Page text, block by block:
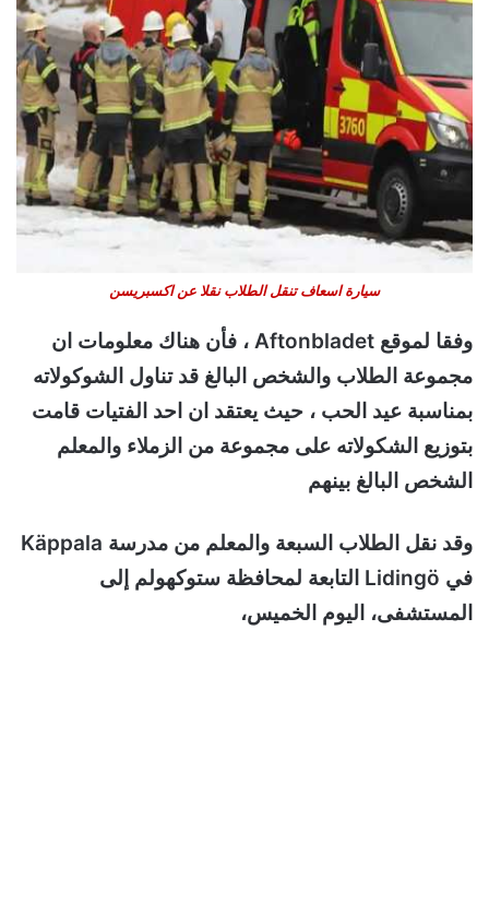
سيارة اسعاف تنقل الطلاب نقلا عن اكسبريسن
وفقا لموقع Aftonbladet ، فأن هناك معلومات ان
مجموعة الطلاب والشخص البالغ قد تناول الشوكولاته
بمناسبة عيد الحب ، حيث يعتقد ان احد الفتيات قامت
بتوزيع الشكولاته على مجموعة من الزملاء والمعلم
الشخص البالغ بينهم
وقد نقل الطلاب السبعة والمعلم من مدرسة Käppala
في Lidingö التابعة لمحافظة ستوكهولم إلى
المستشفى، اليوم الخميس،